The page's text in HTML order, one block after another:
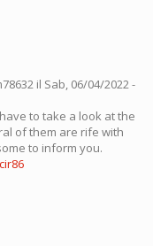
il Sab, 06/04/2022 -
to take a look at the
of them are rife with
to inform you.